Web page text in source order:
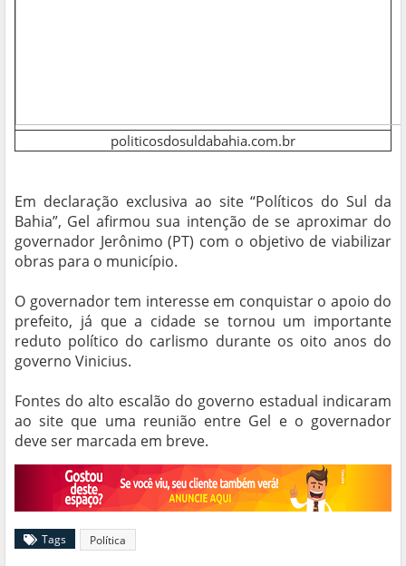
politicosdosuldabahia.com.br
Em declaração exclusiva ao site “Políticos do Sul da
Bahia”, Gel afirmou sua intenção de se aproximar do
governador Jerônimo (PT) com o objetivo de viabilizar
obras para o município.
O governador tem interesse em conquistar o apoio do
prefeito, já que a cidade se tornou um importante
reduto político do carlismo durante os oito anos do
governo Vinicius.
Fontes do alto escalão do governo estadual indicaram
ao site que uma reunião entre Gel e o governador
deve ser marcada em breve.
Tags Política